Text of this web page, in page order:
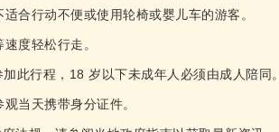
合行动不便或使用轮椅或婴儿车的游客。
度轻松行走。
此行程，18 岁以下未成年人必须由成人陪同。
当天携带身分证件。